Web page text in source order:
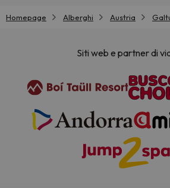
Homepage Alberghi Austria
Siti web e partner di